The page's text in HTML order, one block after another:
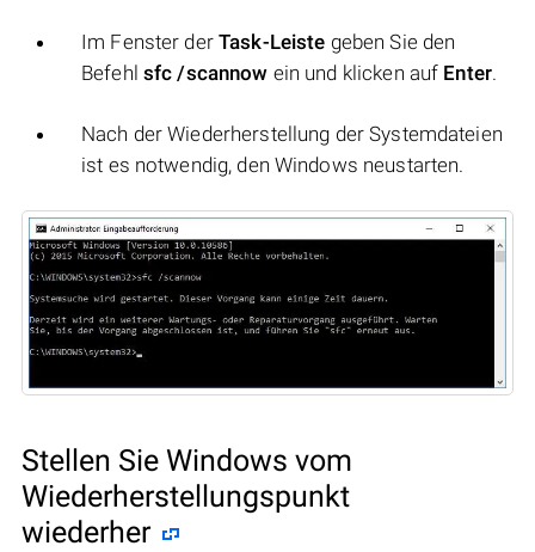
Im Fenster der Task-Leiste geben Sie den
Befehl sfc /scannow ein und klicken auf Enter.
Nach der Wiederherstellung der Systemdateien
ist es notwendig, den Windows neustarten.
Stellen Sie Windows vom
Wiederherstellungspunkt
wiederher